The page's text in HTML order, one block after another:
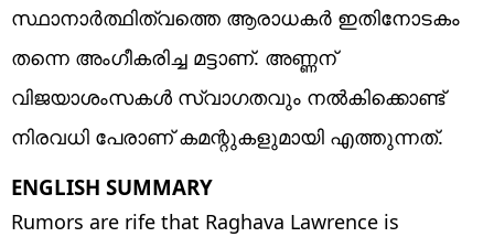
സ്ഥാനാർത്ഥിത്വത്തെ ആരാധകർ ഇതിനോടകം
തന്നെ അംഗീകരിച്ച മട്ടാണ്. അണ്ണന്
വിജയാശംസകൾ സ്വാഗതവും നൽകിക്കൊണ്ട്
നിരവധി പേരാണ് കമന്റുകളുമായി എത്തുന്നത്.
ENGLISH SUMMARY
Rumors are rife that Raghava Lawrence is